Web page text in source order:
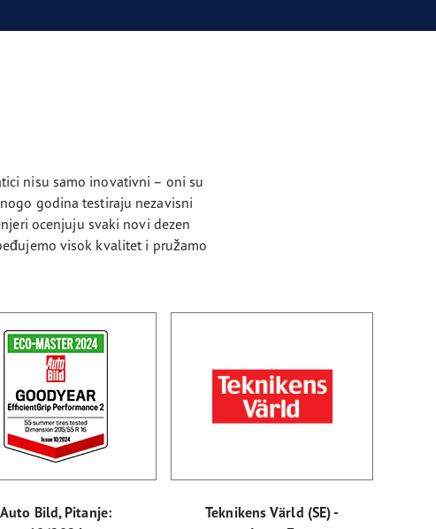
nisu samo inovativni – oni su
godina testiraju nezavisni
ocenjuju svaki novi dezen
visok kvalitet i pružamo
Auto Bild, Pitanje:
Teknikens Värld (SE) -